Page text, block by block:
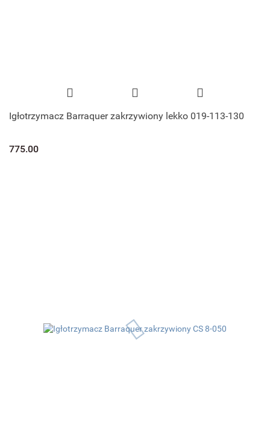
Igłotrzymacz Barraquer zakrzywiony lekko 019-113-130
775.00